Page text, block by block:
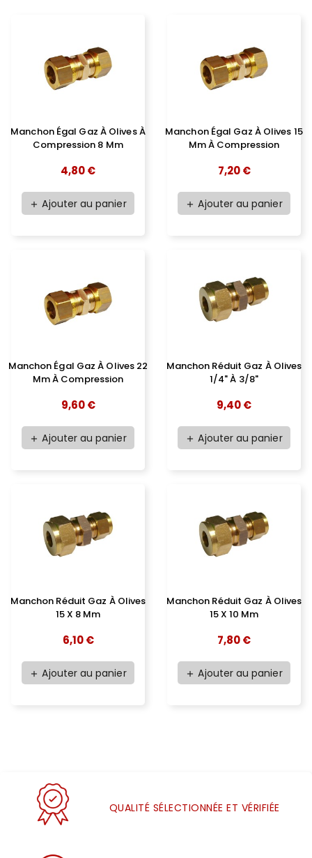
Manchon Égal Gaz À Olives À
Compression 8 Mm
4,80 €
add Ajouter au panier
Manchon Égal Gaz À Olives 15
Mm À Compression
7,20 €
add Ajouter au panier
Manchon Égal Gaz À Olives 22
Mm À Compression
9,60 €
add Ajouter au panier
Manchon Réduit Gaz À Olives
1/4" À 3/8"
9,40 €
add Ajouter au panier
Manchon Réduit Gaz À Olives
15 X 8 Mm
6,10 €
add Ajouter au panier
Manchon Réduit Gaz À Olives
15 X 10 Mm
7,80 €
add Ajouter au panier
QUALITÉ SÉLECTIONNÉE ET VÉRIFIÉE